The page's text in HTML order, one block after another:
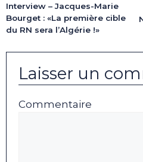
Interview – Jacques-Marie
Bourget : «La première cible
du RN sera l’Algérie !»
Laisser un
Commentaire